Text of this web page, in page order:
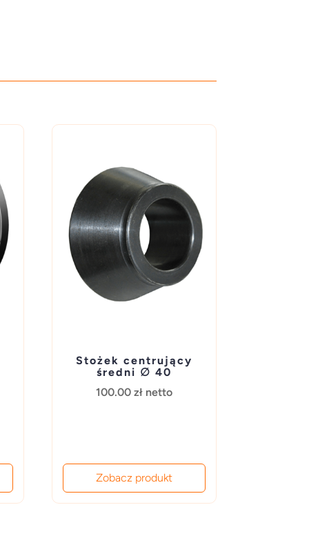
Stożek centrujący
średni ∅ 40
100.00 zł netto
Zobacz produkt